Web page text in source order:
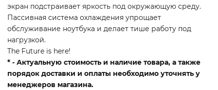
экран подстраивает яркость под окружающую среду.
Пассивная система охлаждения упрощает
обслуживание ноутбука и делает тише работу под
нагрузкой.
The Future is here!
* - Актуальную стоимость и наличие товара, а также
порядок доставки и оплаты необходимо уточнять у
менеджеров магазина.